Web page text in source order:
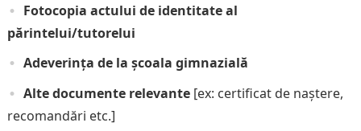
Fotocopia actului de identitate al
părintelui/tutorelui
Adeverința de la școala gimnazială
Alte documente relevante[ex: certificat de naștere,
recomandări etc.]